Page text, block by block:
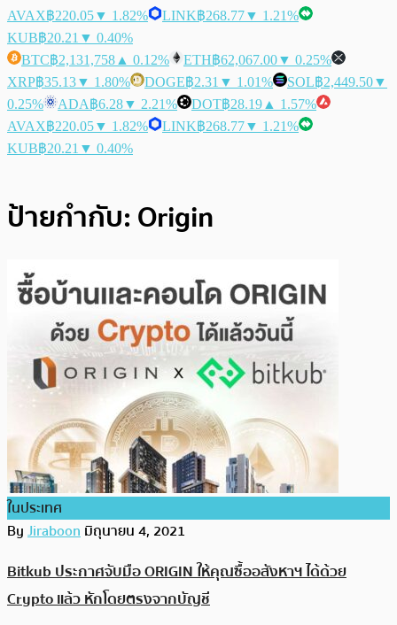
AVAX฿220.05▼ 1.82% LINK฿268.77▼ 1.21%
KUB฿20.21 ▼ 0.40%
BTC฿2,131,758 ▲ 0.12% ETH฿62,067.00▼ 0.25%
XRP฿35.13▼ 1.80% DOGE฿2.31 ▼ 1.01% SOL฿2,449.50▼
0.25%
ADA฿6.28▼ 2.21% DOT฿28.19 ▲ 1.57%
AVAX฿220.05▼ 1.82% LINK฿268.77▼ 1.21%
KUB฿20.21 ▼ 0.40%
ป้ายกำกับ: Origin
ในประเทศ
ByJiraboonมิถุนายน 4, 2021
Bitkub ประกาศจับมือ ORIGIN ให้คุณซื้ออสังหาฯ ได้ด้วย
Crypto แล้ว หักโดยตรงจากบัญชี